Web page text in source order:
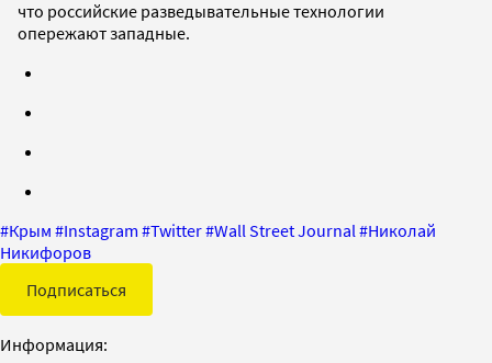
что российские разведывательные технологии
опережают западные.
#Крым #Instagram #Twitter#Wall Street Journal #Николай
Никифоров
Подписаться
Информация: